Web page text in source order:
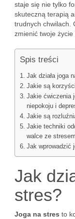
staje się nie tylko
skuteczną terapią
trudnych chwilach.
zmienić twoje
Spis treści
Jak działa joga
Jakie są
Jakie ćwiczenia
niepokoju i
Jakie są
Jakie techniki
walce ze
Jak wprowadzić
Jak
stres?
Joga na stres to